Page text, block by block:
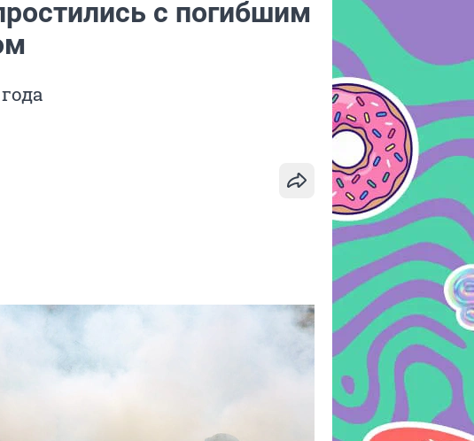
с погибшим